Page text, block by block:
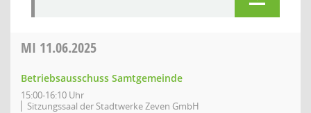
MI 11.06.2025
Betriebsausschuss Samtgemeinde
15:00-16:10 Uhr
Sitzungssaal der Stadtwerke Zeven GmbH